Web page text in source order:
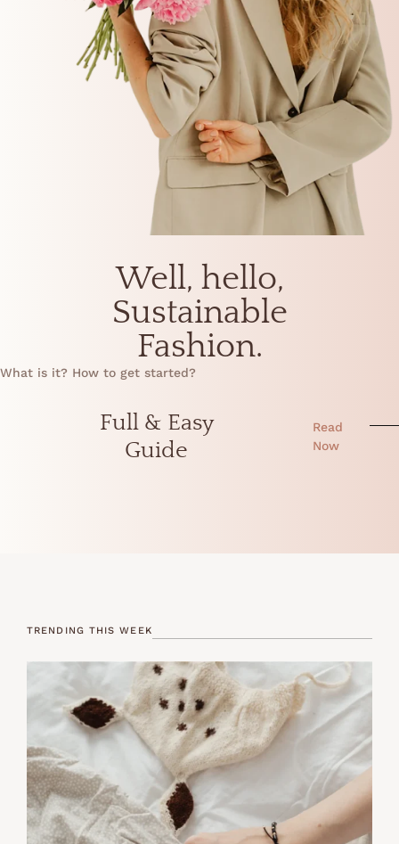
Well, hello,
Sustainable
Fashion.
What is it? How to get started?
Full & Easy
Guide
Read
Now
TRENDING THIS WEEK